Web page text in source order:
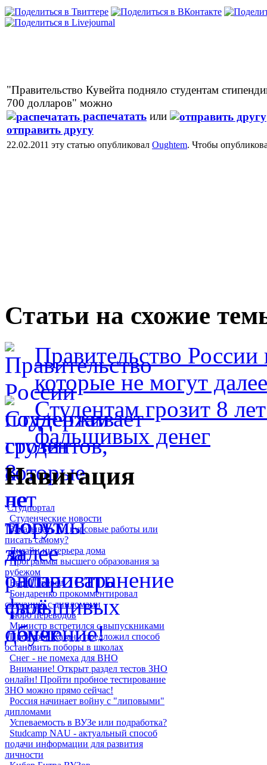
"Правительство Кувейта подняло студентам
700 долларов" можно
распечатать или
отправить другу
22.02.2011 эту статью опубликовал Oughtem. Чтобы
Статьи на схожие
Правительство России
которые не могут
Студентам грозит 8
фальшивых денег
Навигация
Студпортал
Студенческие новости
Заказывать ли курсовые работы или
писать самому?
Дизайн интерьера дома
Программы высшего образования за
рубежом
ЕвроПеревод
Бондаренко прокомментировал
ситуацию с дипломами
Бюро переводов
Министр встретился с выпускниками
Прокурор Казани предложил способ
остановить поборы в школах
Снег - не помеха для ВНО
Внимание! Открыт раздел тестов ЗНО
онлайн! Пройти пробное тестирование
ЗНО можно прямо сейчас!
Россия начинает войну с "липовыми"
дипломами
Успеваемость в ВУЗе или подработка?
Studcamp NAU - актуальный способ
подачи информации для развития
личности